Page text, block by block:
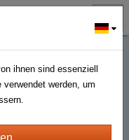
|
ihnen sind essenziell
werden, um